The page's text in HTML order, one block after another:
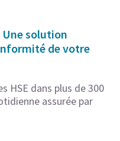
Une solution
de votre
HSE dans plus de 300
assurée par